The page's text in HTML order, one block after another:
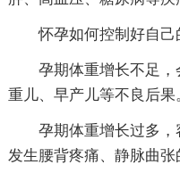
怀孕如何控制好自己
孕期体重增长不足
重儿、早产儿等不良后果
孕期体重增长过多，
发生腰背疼痛、静脉曲张